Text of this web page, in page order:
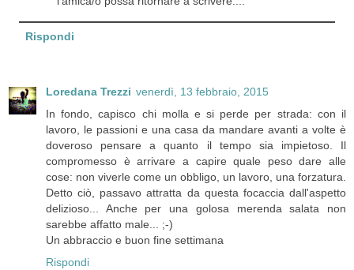
Rispondi
Loredana Trezzi venerdì, 13 febbraio, 2015
In fondo, capisco chi molla e si perde per strada: con il
lavoro, le passioni e una casa da mandare avanti a volte è
doveroso pensare a quanto il tempo sia impietoso. Il
compromesso è arrivare a capire quale peso dare alle
cose: non viverle come un obbligo, un lavoro, una forzatura.
Detto ciò, passavo attratta da questa focaccia dall'aspetto
delizioso... Anche per una golosa merenda salata non
sarebbe affatto male... ;-)
Un abbraccio e buon fine settimana
Rispondi